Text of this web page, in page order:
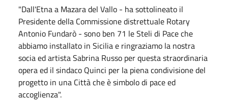
"Dall'Etna a Mazara del Vallo - ha sottolineato il
Presidente della Commissione distrettuale Rotary
Antonio Fundarò - sono ben 71 le Steli di Pace che
abbiamo installato in Sicilia e ringraziamo la nostra
socia ed artista Sabrina Russo per questa straordinaria
opera ed il sindaco Quinci per la piena condivisione del
progetto in una Città che è simbolo di pace ed
accoglienza".